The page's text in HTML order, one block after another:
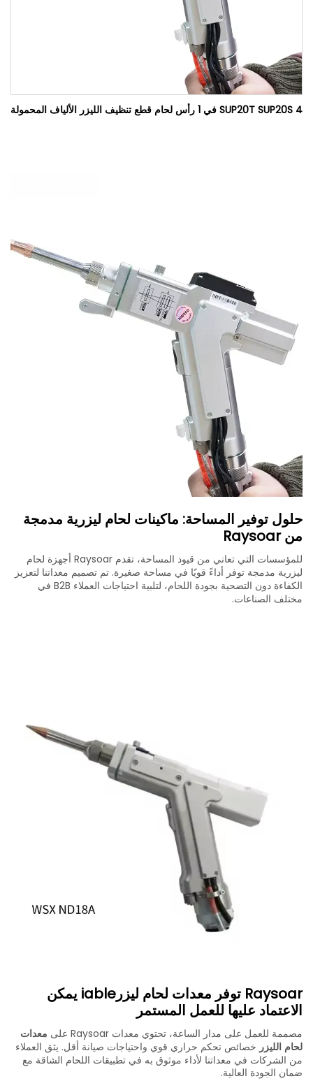
SUP20T SUP20S 4 في 1 رأس لحام قطع تنظيف الليزر الألياف المحمولة
حلول توفير المساحة: ماكينات لحام ليزرية مدمجة
من Raysoar
للمؤسسات التي تعاني من قيود المساحة، تقدم Raysoar أجهزة لحام
ليزرية مدمجة توفر أداءً قويًا في مساحة صغيرة. تم تصميم معداتنا لتعزيز
الكفاءة دون التضحية بجودة اللحام، لتلبية احتياجات العملاء B2B في
مختلف الصناعات.
Raysoar توفر معدات لحام ليزرiable يمكن
الاعتماد عليها للعمل المستمر
مصممة للعمل على مدار الساعة، تحتوي معدات Raysoar على
معدات
لحام الليزر خصائص تحكم حراري قوي واحتياجات صيانة أقل. يثق العملاء
من الشركات في معداتنا لأداء موثوق به في تطبيقات اللحام الشاقة مع
ضمان الجودة العالية.